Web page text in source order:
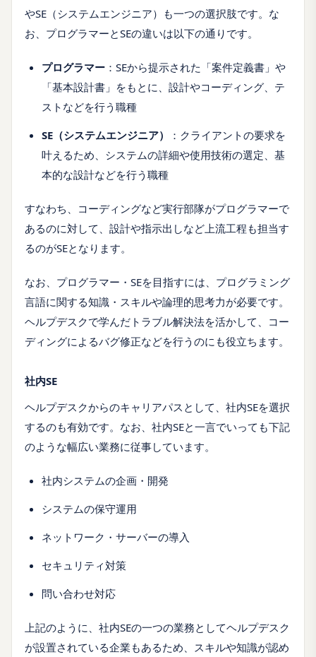
やSE（システムエンジニア）も一つの選択肢です。な
お、プログラマーとSEの違いは以下の通りです。
プログラマー ：SEから提示された「案件定義書」や
「基本設計書」をもとに、設計やコーディング、テ
ストなどを行う職種
SE（システムエンジニア）
：クライアントの要求を
叶えるため、システムの詳細や使用技術の選定、基
本的な設計などを行う職種
すなわち、コーディングなど実行部隊がプログラマーで
あるのに対して、設計や指示出しなど上流工程も担当す
るのがSEとなります。
なお、プログラマー・SEを目指すには、プログラミング
言語に関する知識・スキルや論理的思考力が必要です。
ヘルプデスクで学んだトラブル解決法を活かして、コー
ディングによるバグ修正などを行うのにも役立ちます。
社内SE
ヘルプデスクからのキャリアパスとして、社内SEを選択
するのも有効です。なお、社内SEと一言でいっても下記
のような幅広い業務に従事しています。
社内システムの企画・開発
システムの保守運用
ネットワーク・サーバーの導入
セキュリティ対策
問い合わせ対応
上記のように、社内SEの一つの業務としてヘルプデスク
が設置されている企業もあるため、スキルや知識が認め